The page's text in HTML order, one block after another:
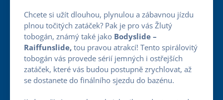
Chcete si užít dlouhou, plynulou a zábavnou jízdu
plnou točitých zatáček? Pak je pro vás Žlutý
tobogán, známý také jako Bodyslide –
Raiffunslide, tou pravou atrakcí! Tento spirálovitý
tobogán vás provede sérií jemných i ostřejších
zatáček, které vás budou postupně zrychlovat, až
se dostanete do finálního sjezdu do bazénu.